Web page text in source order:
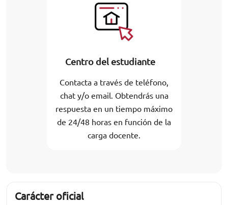
Centro del estudiante
Contacta a través de teléfono,
chat y/o email. Obtendrás una
respuesta en un tiempo máximo
de 24/48 horas en función de la
carga docente.
Carácter oficial